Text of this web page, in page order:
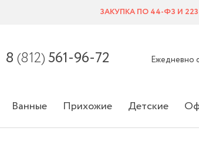
ЗАКУПКА ПО 44-ФЗ И
8 (812) 561-96-72 Ежедневно
Ванные Прихожие Детские